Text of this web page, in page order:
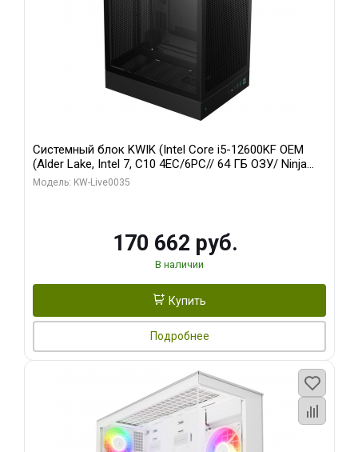
Системный блок KWIK (Intel Core i5-12600KF OEM
(Alder Lake, Intel 7, C10 4EC/6PC// 64 ГБ ОЗУ/ Ninja
Sinotex GTX1650 4GB 128bit GDDR6 DVI DP HDMI 2/
Модель: KW-Live0035
170 662 руб.
В наличии
Купить
Подробнее